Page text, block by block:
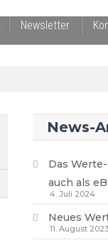
Newsletter
News-
Das
auch als
4. Juli 2024
Neues
11. August 2023